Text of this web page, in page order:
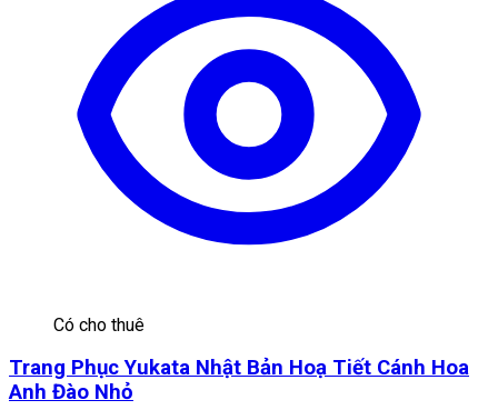
Có cho thuê
Trang Phục Yukata Nhật Bản Hoạ Tiết Cánh Hoa
Anh Đào Nhỏ